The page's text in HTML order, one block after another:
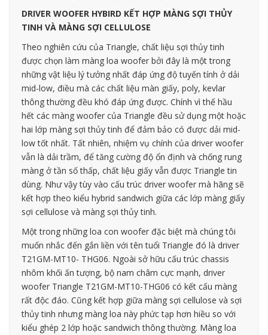
DRIVER WOOFER HYBIRD KẾT HỢP MÀNG SỢI THỦY
TINH VÀ MÀNG SỢI CELLULOSE
Theo nghiên cứu của Triangle, chất liệu sợi thủy tinh
được chọn làm màng loa woofer bởi đây là một trong
những vật liệu lý tưởng nhất đáp ứng độ tuyến tính ở dải
mid-low, điều mà các chất liệu màn giấy, poly, kevlar
thông thường đều khó đáp ứng được. Chính vì thế hầu
hết các màng woofer của Triangle đều sử dụng một hoặc
hai lớp màng sợi thủy tinh để đảm bảo có được dải mid-
low tốt nhất. Tất nhiên, nhiệm vụ chính của driver woofer
vẫn là dải trầm, để tăng cường độ ổn định và chống rung
màng ở tần số thấp, chất liệu giấy vẫn được Triangle tin
dùng. Như vậy tùy vào cấu trúc driver woofer mà hãng sẽ
kết hợp theo kiểu hybrid sandwich giữa các lớp màng giấy
sợi cellulose và màng sợi thủy tinh.
Một trong những loa con woofer đặc biệt mà chúng tôi
muốn nhắc đến gắn liền với tên tuổi Triangle đó là driver
T21GM-MT10- THG06. Ngoài sở hữu cấu trúc chassis
nhôm khối ấn tượng, bộ nam châm cực mạnh, driver
woofer Triangle T21GM-MT10-THG06 có kết cấu màng
rất độc đáo. Cũng kết hợp giữa màng sợi cellulose và sợi
thủy tinh nhưng màng loa này phức tạp hơn hiều so với
kiểu ghép 2 lớp hoặc sandwich thông thường. Màng loa